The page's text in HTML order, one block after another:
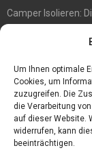
Um Ihnen optimale
Cookies, um
zuzugreifen. Die
die Verarbeitung
auf dieser Website.
widerrufen, kann
beeinträchtigen.
Camper Isolieren:
Immobilienmakler
Masterarbeit auf